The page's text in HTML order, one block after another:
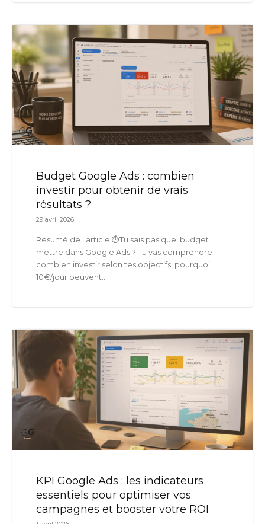
Budget Google Ads : combien
investir pour obtenir de vrais
résultats ?
29 avril 2026
Résumé de l'article ⏱️Tu sais pas quel budget
mettre dans Google Ads ? Tu vas comprendre
combien investir selon tes objectifs, pourquoi
10€/jour peuvent...
KPI Google Ads : les indicateurs
essentiels pour optimiser vos
campagnes et booster votre ROI